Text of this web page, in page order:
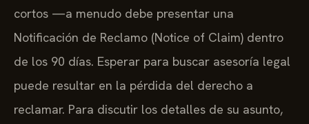
cortos —a menudo debe presentar una
Notificación de Reclamo (Notice of Claim) dentro
de los 90 días. Esperar para buscar asesoría legal
puede resultar en la pérdida del derecho a
reclamar. Para discutir los detalles de su asunto,